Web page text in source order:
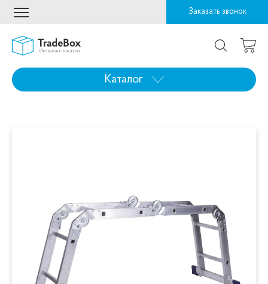
Заказать звонок
Каталог